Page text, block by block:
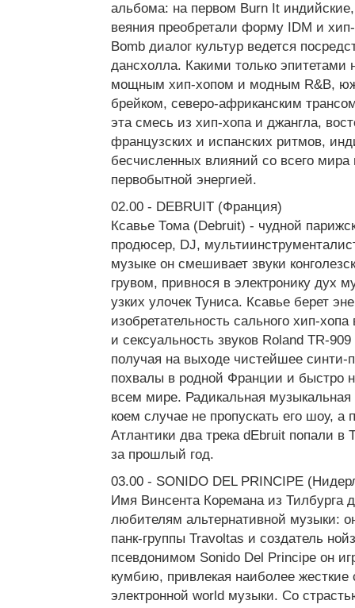
альбома: на первом Burn It
веяния преобретали форму IDM и
Bomb диалог культур ведется
дансхолла. Какими только эпитетами
мощным хип-хопом и модным R&B,
брейком, северо-африканским
эта смесь из хип-хопа и джангла,
французских и испанских ритмов,
бесчисленных влияний со всего мира
первобытной энергией.
02.00 - DEBRUIT (Франция)
Ксавье Тома (Debruit) - чудной
продюсер, DJ,
музыке он смешивает звуки
грувом, привнося в электронику дух
узких улочек Туниса. Ксавье берет
изобретательность сального хип-
и сексуальность звуков Roland TR-
получая на выходе чистейшее синти-
похвалы в родной Франции и быстро
всем мире. Радикальная музыкальная
коем случае не пропускать его шоу, а
Атлантики два трека dEbruit попали в
за прошлый год.
03.00 - SONIDO DEL PRINCIPE
Имя Винсента Коремана из Тилбурга
любителям альтернативной музыки:
панк-группы Travoltas и создатель
псевдонимом Sonido Del Principe он
кумбию, привлекая наиболее жесткие
электронной world музыки. Со